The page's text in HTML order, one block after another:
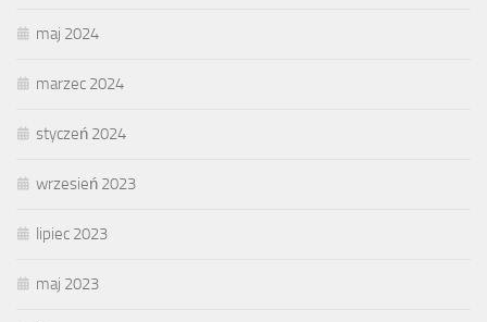
maj 2024
marzec 2024
styczeń 2024
wrzesień 2023
lipiec 2023
maj 2023